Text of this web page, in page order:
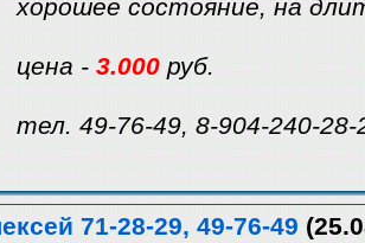
хорошее состояние, на
цена - 3.000 руб.
тел. 49-76-49, 8-904-240-28-
71-28-29, 49-76-49